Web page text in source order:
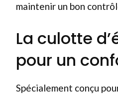
maintenir un bon
La culotte
pour un
Spécialement conçu